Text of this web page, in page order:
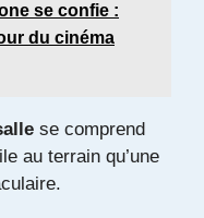
se confie :
du cinéma
se comprend
au terrain qu’une